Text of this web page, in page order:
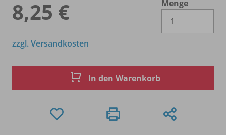
8,25 €
Menge
zzgl. Versandkosten
In den Warenkorb